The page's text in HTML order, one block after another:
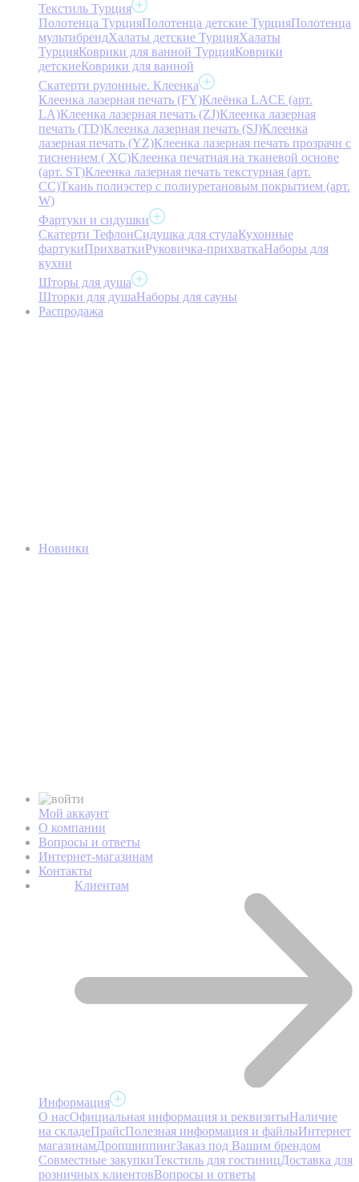
Текстиль Турция
Полотенца ТурцияПолотенца детские ТурцияПолотенца
мультибрендХалаты детские ТурцияХалаты
ТурцияКоврики для ванной ТурцияКоврики
детскиеКоврики для ванной
Скатерти рулонные. Клеенка
Клеенка лазерная печать (FY)Клеёнка LACE (арт.
LA)Клеенка лазерная печать (ZJ)Клеенка лазерная
печать (TD)Клеенка лазерная печать (SJ)Клеенка
лазерная печать (YZ)Клеенка лазерная печать прозрачн с
тиснением ( XC)Клеенка печатная на тканевой основе
(арт. ST)Клеенка лазерная печать текстурная (арт.
CC)Ткань полиэстер с полиуретановым покрытием (арт.
W)
Фартуки и сидушки
Скатерти ТефлонСидушка для стулаКухонные
фартукиПрихваткиРуковичка-прихваткаНаборы для
кухни
Шторы для душа
Шторки для душаНаборы для сауны
Распродажа
Новинки
Мой аккаунт
О компании
Вопросы и ответы
Интернет-магазинам
Контакты
Клиентам
Информация
О насОфициальная информация и реквизитыНаличие
на складеПрайсПолезная информация и файлыИнтернет
магазинамДропшиппингЗаказ под Вашим брендом
Совместные закупкиТекстиль для гостиницДоставка для
розничных клиентовВопросы и ответы